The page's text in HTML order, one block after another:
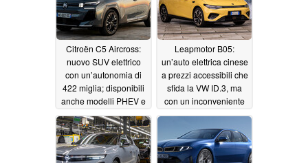
Citroën C5 Aircross:
nuovo SUV elettrico
con un’autonomia di
422 miglia; disponibili
anche modelli PHEV e
ibridi07/07/2026
Leapmotor B05:
un’auto elettrica cinese
a prezzi accessibili che
sfida la VW ID.3, ma
con un inconveniente
06/17/2026